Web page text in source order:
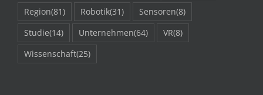
Region(81) Robotik(31) Sensoren(8)
Studie(14) Unternehmen(64) VR(8)
Wissenschaft(25)